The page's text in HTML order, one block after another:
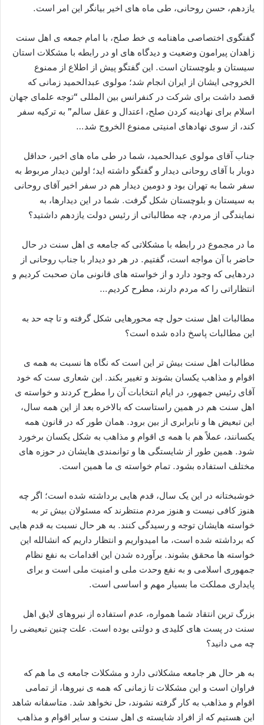
یازدهم، حسن روحانی، طی ماه های اخیر بیانگر این امر است.
گفتگوی اختصاصی ماهنامه ی خط صلح، با امام جمعه ی اهل سنت
زاهدان پیرامون وضعیت و دیدگاه های او در رابطه با مشکلات استان
سیستان و بلوچستان است. این گفتگو پیش از اطلاع از ممنوع
الخروجی ایشان از ایران انجام شد؛ مولوی عبدالحمید زمانی که
قصد داشت برای شرکت در کنفرانس بین المللی “توجه علمای جهان
اسلام برای نهادینه کردن صلح، اعتدال و عقل سالم” به ترکیه سفر
کند، از سوی نهاد‌های امنیتی ممنوع الخروج شد…
جناب آقای مولوی عبدالحمید، شما در طی ماه های اخیر، حداقل
دوبار با آقای روحانی دیدار و گفتگو داشته اید؛ اولین دیدار مربوط به
سفر شما به تهران بود و دومین دیدار هم در سفر اخیر آقای روحانی
به سیستان و بلوچستان شکل گرفت. شما در این دیدارها، به
نمایندگی از مردم، چه مطالباتی از رئیس دولت یازدهم داشتید؟
ما در مجموع در رابطه با مشکلاتی که جامعه ی اهل سنت در حال
حاضر با آن مواجه است، گفتیم. در هر دو دیدار با جناب روحانی از
دردهایی که وجود دارد و از خواسته های قانونی مان صحبت کردیم و
انتظاراتی را که مردم دارند، مطرح کردیم…
مطالبات اهل سنت حول چه محورهایی شکل گرفته و تا چه حد به
این مطالبات پاسخ داده شده است؟
مطالبات اهل سنت بیش تر این است که نگاه ها نسبت به همه ی
اقوام و مذاهب یکسان بشوند و تغییر بکند. این شعاری ست که خود
آقای رئیس جمهور، در ایام انتخابات آن را مطرح کردند و خواسته ی
اهل سنت هم در همین راستاست که بالاخره بعد از این همه سال،
این تبعیض ها و نابرابری از بین برود. همان طور که در قانون همه
یکسانند، عملاً هم با همه ی اقوام و مذاهب به شکل یکسان برخورد
شود. همین طور از شایستگی ها و توانمندی هایشان در حوزه های
مختلف استفاده بشود. تمام خواسته ی ما همین است.
خوشبختانه در این یک سال، قدم هایی برداشته شده است؛ اگر چه
هنوز کافی نیست و هنوز مردم منتظرند که مسئولان بیش تر به
خواسته هایشان توجه و رسیدگی کنند. به هر حال نسبت به قدم هایی
که برداشته شده است، ما امیدواریم و انتظار داریم که انشالله این
خواسته ها محقق بشوند. برآورده شدن این اقدامات به نفع نظام
جمهوری اسلامی و به نفع وحدت ملی و امنیت ملی است و برای
پایداری مملکت ما بسیار مهم و اساسی است.
بزرگ ترین انتقاد شما همواره، عدم استفاده از نیروهای لایق اهل
سنت در پست های کلیدی و دولتی بوده است. علت چنین تبعیضی را
چه می دانید؟
به هر حال هر جامعه مشکلاتی دارد و مشکلات جامعه ی ما هم که
فراوان است و این مشکلات تا زمانی که همه ی نیروها، از تمامی
اقوام و مذاهب به کار گرفته نشوند، حل نخواهد شد. متاسفانه شاهد
این هستیم که از افراد شایسته ی اهل سنت و سایر اقوام و مذاهب